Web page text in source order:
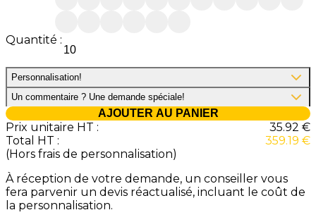
Quantité :
Personnalisation!
Un commentaire ? Une demande spéciale!
AJOUTER AU PANIER
Prix unitaire HT : 35.92 €
Total HT :
359.19 €
(Hors frais de personnalisation)
À réception de votre demande, un conseiller vous
fera parvenir un devis réactualisé, incluant le coût de
la personnalisation.